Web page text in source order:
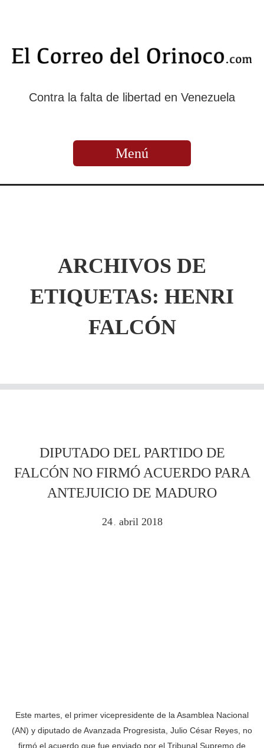
Contra la falta de libertad en Venezuela
Menú
ARCHIVOS DE
ETIQUETAS: HENRI
FALCÓN
DIPUTADO DEL PARTIDO DE
FALCÓN NO FIRMÓ ACUERDO PARA
ANTEJUICIO DE MADURO
24 . abril 2018
Este martes, el primer vicepresidente de la Asamblea Nacional
(AN) y diputado de Avanzada Progresista, Julio César Reyes, no
firmó el acuerdo que fue enviado por el Tribunal Supremo de